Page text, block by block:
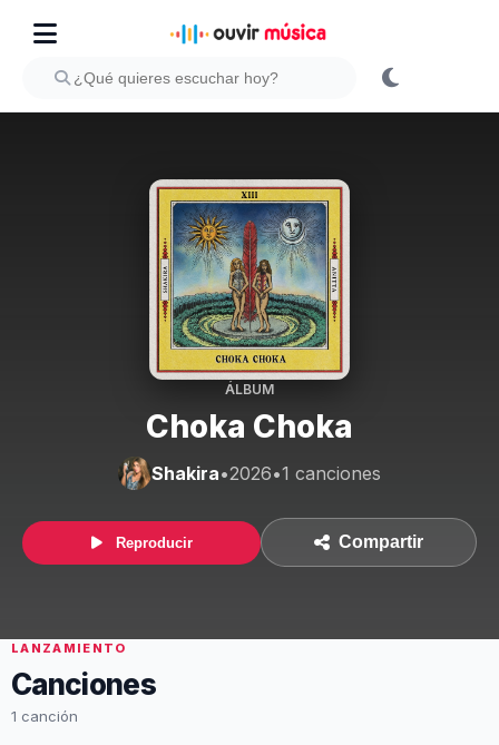
ÁLBUM
Choka Choka
Shakira•2026•1 canciones
Reproducir Compartir
LANZAMIENTO
Canciones
1 canción